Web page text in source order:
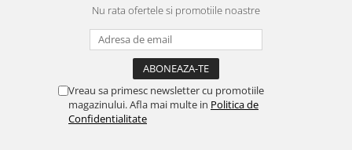
Nu rata ofertele si promotiile noastre
Vreau sa primesc newsletter cu promotiile
magazinului. Afla mai multe in Politica de
Confidentialitate